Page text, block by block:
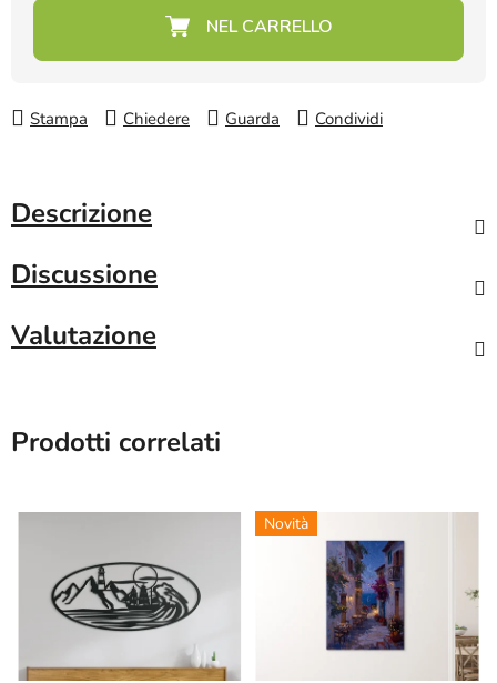
Prezzo della misura:
Stampa Chiedere Guarda Condividi
Descrizione
Discussione
Valutazione
Prodotti correlati
Novità